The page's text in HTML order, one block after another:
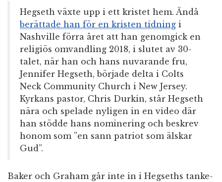
Hegseth växte upp i ett kristet hem. Ändå
berättade han för en kristen tidning i
Nashville förra året att han genomgick en
religiös omvandling 2018, i slutet av 30-
talet, när han och hans nuvarande fru,
Jennifer Hegseth, började delta i Colts
Neck Community Church i New Jersey.
Kyrkans pastor, Chris Durkin, står Hegseth
nära och spelade nyligen in en video där
han stödde hans nominering och beskrev
honom som ”en sann patriot som älskar
Gud”.
Baker och Graham går inte in i Hegseths tanke-